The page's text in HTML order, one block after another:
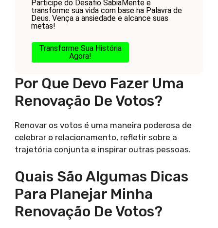
Participe do Desafio SabiaMente e
transforme sua vida com base na Palavra de
Deus. Vença a ansiedade e alcance suas
metas!
Transforme Sua História
Agora!
Por Que Devo Fazer Uma
Renovação De Votos?
Renovar os votos é uma maneira poderosa de
celebrar o relacionamento, refletir sobre a
trajetória conjunta e inspirar outras pessoas.
Quais São Algumas Dicas
Para Planejar Minha
Renovação De Votos?